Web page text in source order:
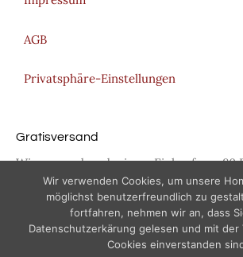
AGB
Privatsphäre-Einstellungen
Gratisversand
Wir versenden ab einem Einkauf von 80
Österreich und ab 150 Euro in
Wir verwenden Cookies, um unsere
möglichst benutzerfreundlich zu
fortfahren, nehmen wir an, dass
Datenschutzerkärung gelesen und mit der
Cookies einverstanden